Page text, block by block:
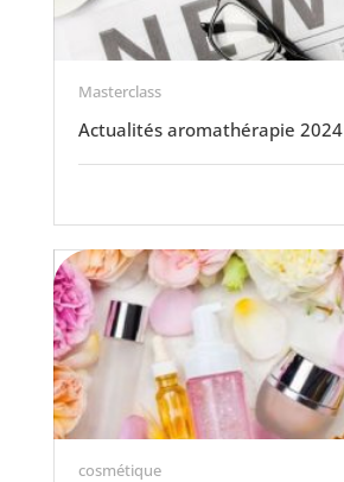
Masterclass
Actualités aromathérapie 2024
cosmétique